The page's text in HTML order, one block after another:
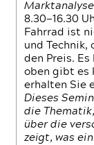
Marktanalyse
8.30—16.30
Fahrrad ist
und Technik,
den Preis.
oben gibt es
erhalten Sie
Dieses
die
über die
zeigt, was